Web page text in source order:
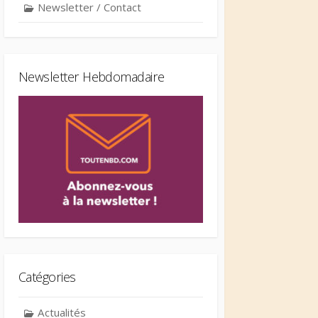
Newsletter / Contact
Newsletter Hebdomadaire
Catégories
Actualités